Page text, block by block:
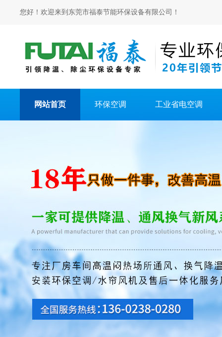
您好！欢迎来到东莞市福泰节能环保设备有限公司！
网站首页 环保空调 工业省电空调